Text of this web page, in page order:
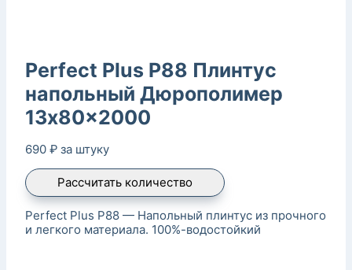
Perfect Plus P88 Плинтус
напольный Дюрополимер
13x80x2000
690 ₽ за штуку
Рассчитать количество
Perfect Plus P88 — Напольный плинтус из прочного
и легкого материала. 100%-водостойкий